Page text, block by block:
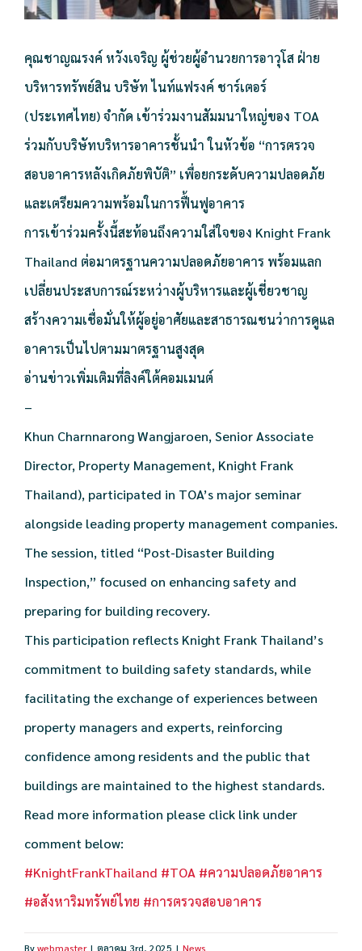
คุณชาญณรงค์ หวังเจริญ ผู้ช่วยผู้อำนวยการอาวุโส ฝ่าย
บริหารทรัพย์สิน บริษัท ไนท์แฟรงค์ ชาร์เตอร์
(ประเทศไทย) จำกัด เข้าร่วมงานสัมมนาใหญ่ของ TOA
ร่วมกับบริษัทบริหารอาคารชั้นนำ ในหัวข้อ “การตรวจ
สอบอาคารหลังเกิดภัยพิบัติ” เพื่อยกระดับความปลอดภัย
และเตรียมความพร้อมในการฟื้นฟูอาคาร
การเข้าร่วมครั้งนี้สะท้อนถึงความใส่ใจของ Knight Frank
Thailand ต่อมาตรฐานความปลอดภัยอาคาร พร้อมแลก
เปลี่ยนประสบการณ์ระหว่างผู้บริหารและผู้เชี่ยวชาญ
สร้างความเชื่อมั่นให้ผู้อยู่อาศัยและสาธารณชนว่าการดูแล
อาคารเป็นไปตามมาตรฐานสูงสุด
อ่านข่าวเพิ่มเติมที่ลิงค์ใต้คอมเมนต์
–
Khun Charnnarong Wangjaroen, Senior Associate
Director, Property Management, Knight Frank
Thailand), participated in TOA’s major seminar
alongside leading property management companies.
The session, titled “Post-Disaster Building
Inspection,” focused on enhancing safety and
preparing for building recovery.
This participation reflects Knight Frank Thailand’s
commitment to building safety standards, while
facilitating the exchange of experiences between
property managers and experts, reinforcing
confidence among residents and the public that
buildings are maintained to the highest standards.
Read more information please click link under
comment below:
#KnightFrankThailand #TOA #ความปลอดภัยอาคาร
#อสังหาริมทรัพย์ไทย #การตรวจสอบอาคาร
Bywebmaster | ตุลาคม 3rd, 2025 | News